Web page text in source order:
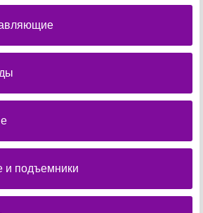
и подъемники